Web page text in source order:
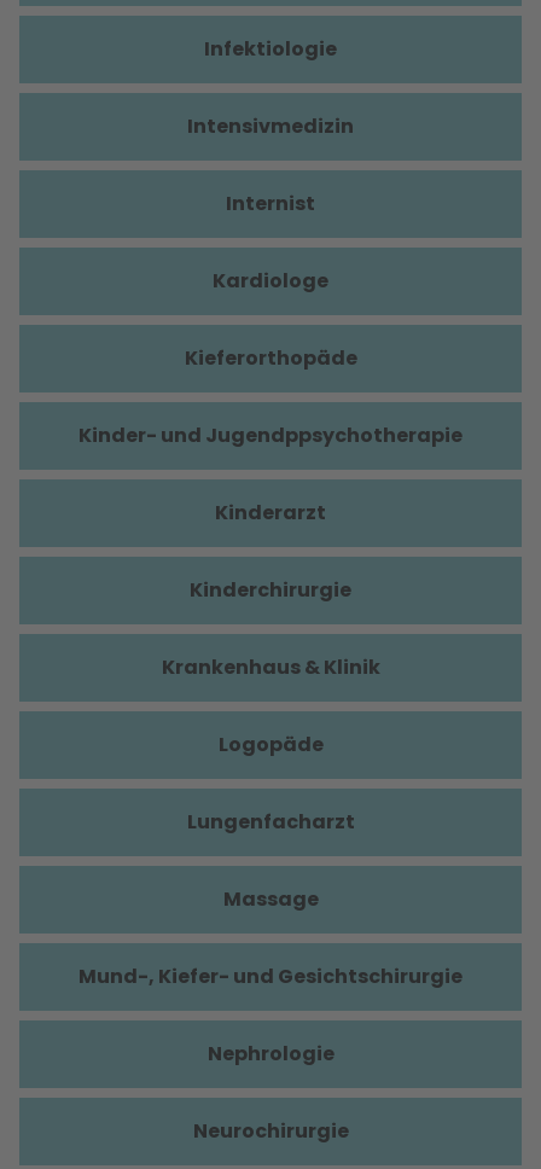
Infektiologie
Intensivmedizin
Internist
Kardiologe
Kieferorthopäde
Kinder- und Jugendppsychotherapie
Kinderarzt
Kinderchirurgie
Krankenhaus & Klinik
Logopäde
Lungenfacharzt
Massage
Mund-, Kiefer- und Gesichtschirurgie
Nephrologie
Neurochirurgie